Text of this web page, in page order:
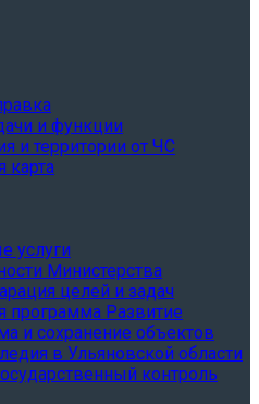
и функции
и территории от ЧС
карта
услуги
Министерства
целей и задач
программа Развитие
и сохранение объектов
в Ульяновской области
контроль